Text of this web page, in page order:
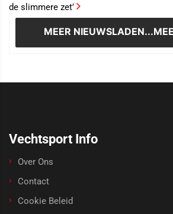
de slimmere zet’
MEER NIEUWS
Vechtsport Info
Over Ons
Contact
Cookie Beleid